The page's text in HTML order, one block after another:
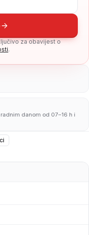
za obavijest o
.
danom od 07–16 h i